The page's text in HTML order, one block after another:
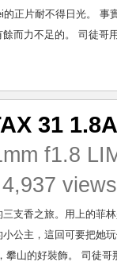
的正片耐不得日光。 事
而力不足的。 司徒哥
31
f1.8
支香之旅。用上的菲
公主，這回可要把她
攀山的好裝飾。 司徒